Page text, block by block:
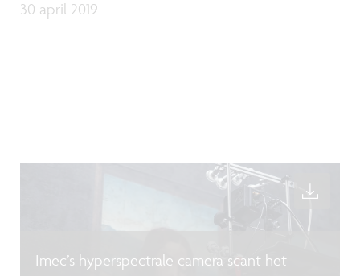
30 april 2019
Imec’s hyperspectrale camera scant het